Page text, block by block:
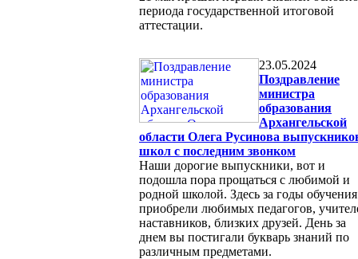
периода государственной итоговой
аттестации.
23.05.2024
Поздравление
министра
образования
Архангельской
области Олега Русинова
школ с последним звонком
Наши дорогие выпускники, вот и
подошла пора прощаться с любимой и
родной школой. Здесь за годы обучения
приобрели любимых педагогов,
наставников, близких друзей. День за
днем вы постигали букварь знаний по
различным предметами.